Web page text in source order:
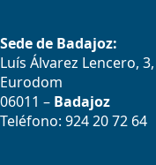
Sede de Badajoz:
Luís Álvarez Lencero,
Eurodom
06011 – Badajoz
Teléfono: 924 20 72 64